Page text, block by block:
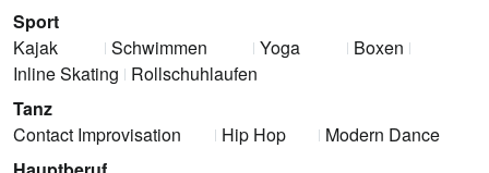
Sport
Kajak
Schwimmen Yoga
Boxen
Inline Skating Rollschuhlaufen
Tanz
Contact Improvisation
Hip Hop
Modern Dance